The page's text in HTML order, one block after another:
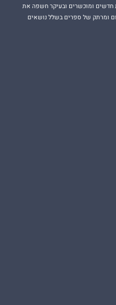
חדשים ומוכשרים ובעיקר חשפה את
ומרתק של ספרים בשלל נושאים